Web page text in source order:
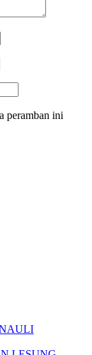
peramban ini